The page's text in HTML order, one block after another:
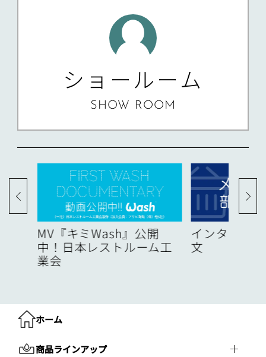
ショールーム
SHOW ROOM
MV『キミWash』公開
中！日本レストルーム工
業会
インターネ
文
ホーム
商品ラインアップ